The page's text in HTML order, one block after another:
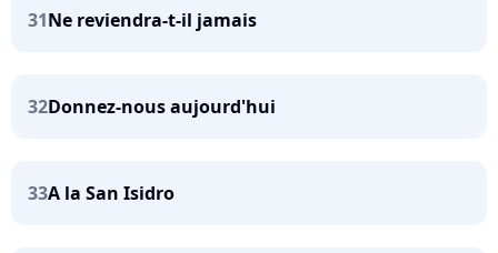
31Ne reviendra-t-il jamais
32Donnez-nous aujourd'hui
33A la San Isidro